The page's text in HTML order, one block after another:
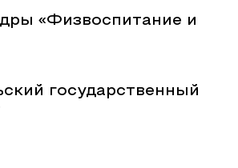
«Физвоспитание и
государственный